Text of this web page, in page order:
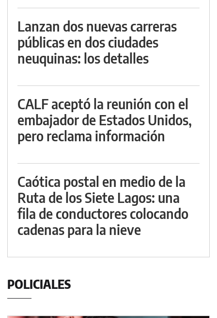
Lanzan dos nuevas carreras
públicas en dos ciudades
neuquinas: los detalles
CALF aceptó la reunión con el
embajador de Estados Unidos,
pero reclama información
Caótica postal en medio de la
Ruta de los Siete Lagos: una
fila de conductores colocando
cadenas para la nieve
POLICIALES